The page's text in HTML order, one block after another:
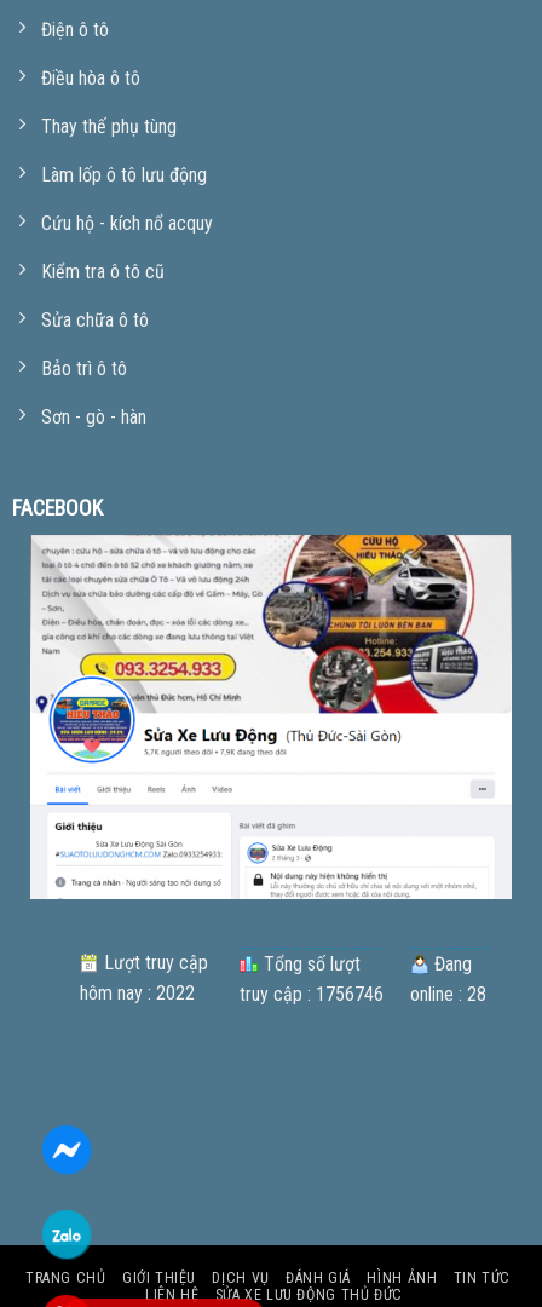
Điện ô tô
Điều hòa ô tô
Thay thế phụ tùng
Làm lốp ô tô lưu động
Cứu hộ - kích nổ acquy
Kiểm tra ô tô cũ
Sửa chữa ô tô
Bảo trì ô tô
Sơn - gò - hàn
FACEBOOK
Lượt truy cập
hôm nay : 2022
Tổng số lượt
truy cập : 1756746
Đang
online : 28
TRANG CHỦ GIỚI THIỆU DỊCH VỤ ĐÁNH GIÁ HÌNH ẢNH
TIN TỨC
LIÊN HỆ
SỬA XE LƯU ĐỘNG THỦ ĐỨC